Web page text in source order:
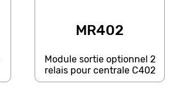
MR402
Module sortie optionnel 2
relais pour centrale C402